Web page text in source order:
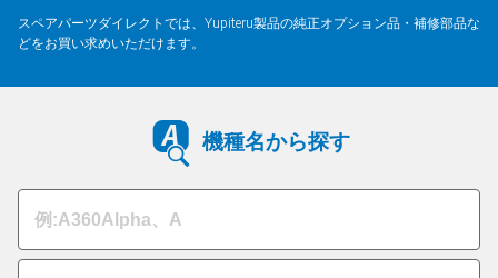
WEB限定モデル
純正オプション
【8/17(月) 7:59ま
お役立ち情報・トピックス
よくあるご質問
お問い合わせ
各種お問い合わせはこちら
会員価格やポイントを利用してご購入頂けます
新規会員登録をする
Yupiteruダイレクトに新規会員登録いただくと、
登録後すぐに使える1000ポイントをプレゼント
スペアパーツダイレクトでは、Yupiteru製品の純正オプション品・補修部品な
どをお買い求めいただけます。
機種名から探す